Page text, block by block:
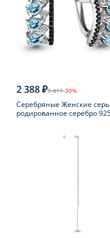
2 388 ₽3 411-30%
Серебряные Женские
родированное серебро